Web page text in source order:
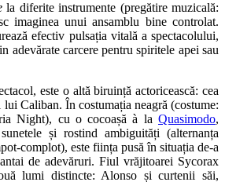
la diferite instrumente (pregătire muzicală:
imaginea unui ansamblu bine controlat.
efectiv pulsația vitală a spectacolului,
adevărate carcere pentru spiritele apei sau
este o altă biruință actoricească: cea
Caliban. În costumația neagră (costume:
Night), cu o cocoașă à la Quasimodo,
și rostind ambiguități (alternanța
complot), este ființa pusă în situația de-a
de adevăruri. Fiul vrăjitoarei Sycorax
lumi distincte: Alonso și curtenii săi,